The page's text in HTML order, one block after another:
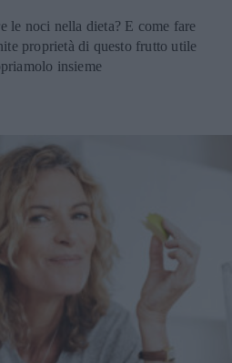
le noci nella dieta? E come fare
proprietà di questo frutto utile
insieme